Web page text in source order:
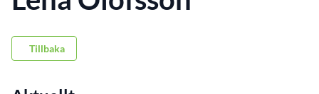
Tillbaka